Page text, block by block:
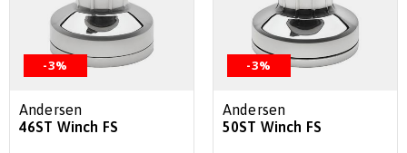
-3%
Andersen
46ST Winch FS
-3%
Andersen
50ST Winch FS